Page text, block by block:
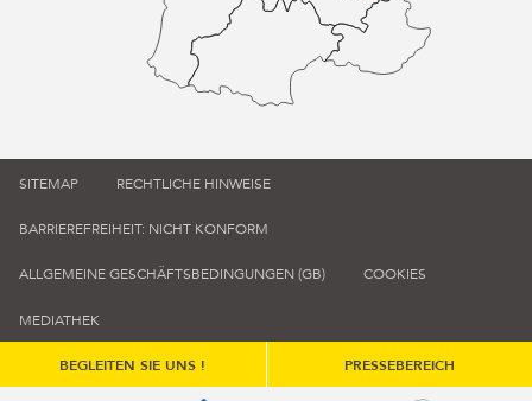
SITEMAP RECHTLICHE HINWEISE
BARRIEREFREIHEIT: NICHT KONFORM
ALLGEMEINE GESCHÄFTSBEDINGUNGEN (GB) COOKIES
MEDIATHEK
BEGLEITEN SIE UNS ! PRESSEBEREICH